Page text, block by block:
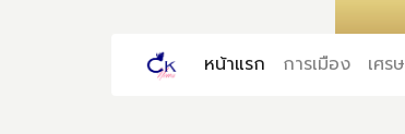
หน้าแรก (current)
การเมือง เศร